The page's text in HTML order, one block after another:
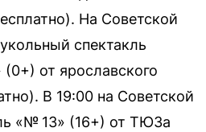
На Советской
спектакль
от ярославского
В 19:00 на Советской
«№ 13» (16+) от ТЮЗа